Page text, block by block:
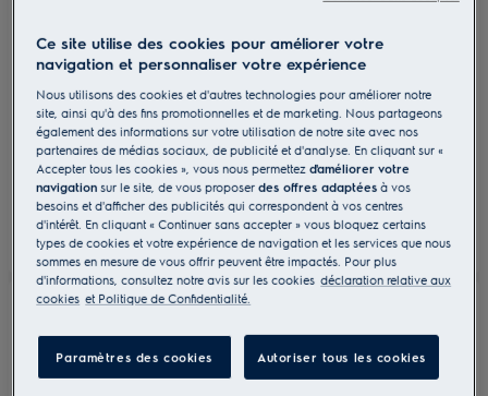
Ce site utilise des cookies pour améliorer votre
navigation et personnaliser votre expérience
Nous utilisons des cookies et d'autres technologies pour améliorer notre
site, ainsi qu'à des fins promotionnelles et de marketing. Nous partageons
également des informations sur votre utilisation de notre site avec nos
partenaires de médias sociaux, de publicité et d'analyse. En cliquant sur «
Accepter tous les cookies », vous nous permettezd'améliorer votre
navigation sur le site, de vous proposerdes offres adaptées à vos
besoins et d'afficher des publicités qui correspondent à vos centres
d'intérêt. En cliquant « Continuer sans accepter » vous bloquez certains
types de cookies et votre expérience de navigation et les services que nous
sommes en mesure de vous offrir peuvent être impactés. Pour plus
d'informations, consultez notre avis sur les cookies déclaration relative aux
cookies et Politique de Confidentialité.
Paramètres des cookies Autoriser tous les cookies